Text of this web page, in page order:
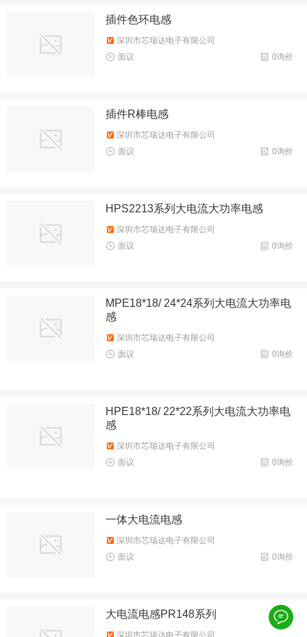
插件色环电感
深圳市芯瑞达电子有限公司
0询价
面议
插件R棒电感
深圳市芯瑞达电子有限公司
0询价
面议
HPS2213系列大电流大功率电感
深圳市芯瑞达电子有限公司
0询价
面议
MPE18*18/ 24*24系列大电流大功率电
感
深圳市芯瑞达电子有限公司
0询价
面议
HPE18*18/ 22*22系列大电流大功率电
感
深圳市芯瑞达电子有限公司
0询价
面议
一体大电流电感
深圳市芯瑞达电子有限公司
0询价
面议
大电流电感PR148系列
深圳市芯瑞达电子有限公司